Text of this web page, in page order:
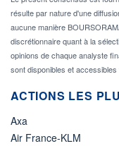
résulte par nature d'une
aucune manière
discrétionnaire quant à la
opinions de chaque analyste
sont disponibles et
ACTIONS LES
Axa
Air France-KLM